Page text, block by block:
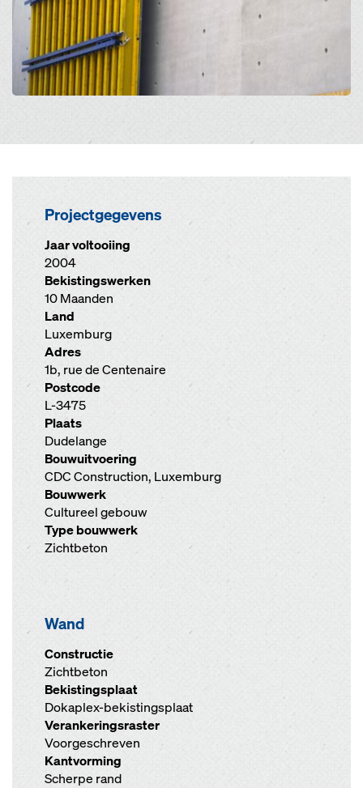
Projectgegevens
Jaar voltooiing
2004
Bekistingswerken
10 Maanden
Land
Luxemburg
Adres
1b, rue de Centenaire
Postcode
L-3475
Plaats
Dudelange
Bouwuitvoering
CDC Construction, Luxemburg
Bouwwerk
Cultureel gebouw
Type bouwwerk
Zichtbeton
Wand
Constructie
Zichtbeton
Bekistingsplaat
Dokaplex-bekistingsplaat
Verankeringsraster
Voorgeschreven
Kantvorming
Scherpe rand